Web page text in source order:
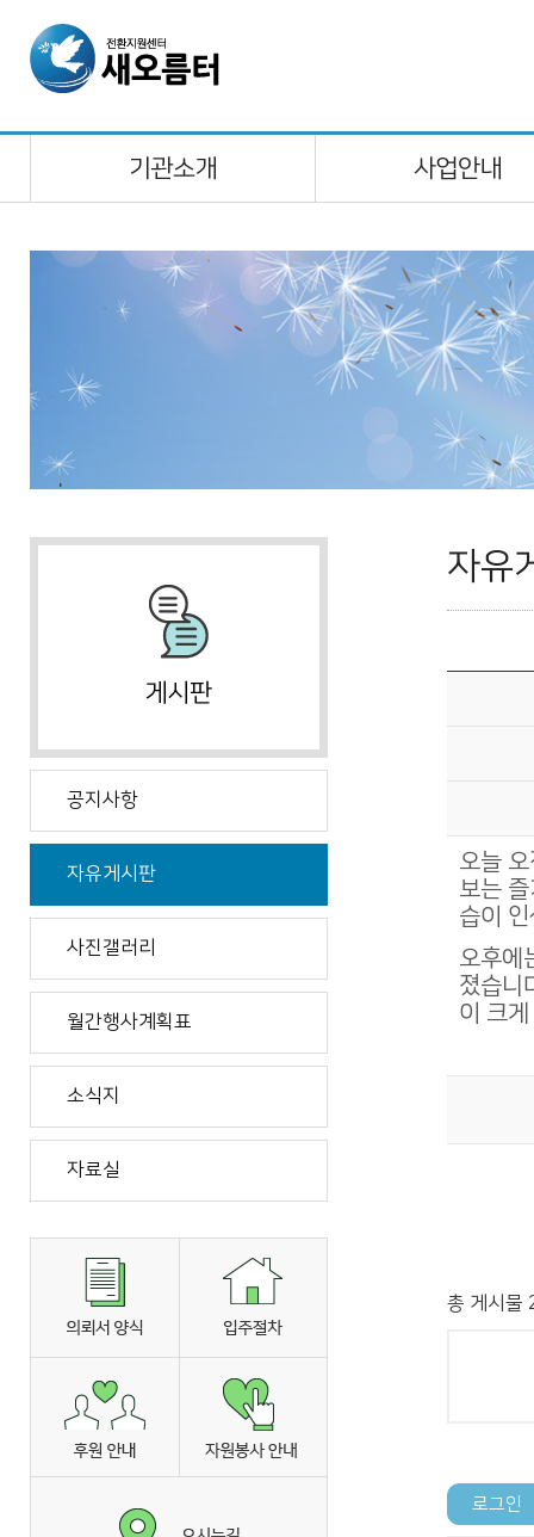
공지사항
자유게시판
사진갤러리
월간행사계획표
소식지
자료실
자유
오늘
보는
습이
오후에
졌습니
이 크
총 게시물